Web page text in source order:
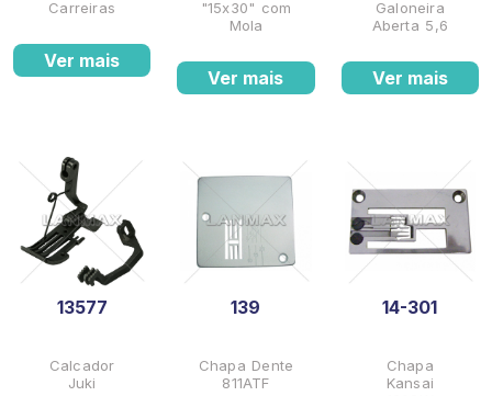
Carreiras
Ver mais
"15x30" com
Mola
Ver mais
Galoneira
Aberta 5,6
Ver mais
13577
Calcador
Juki
139
Chapa Dente
811ATF
14-301
Chapa
Kansai